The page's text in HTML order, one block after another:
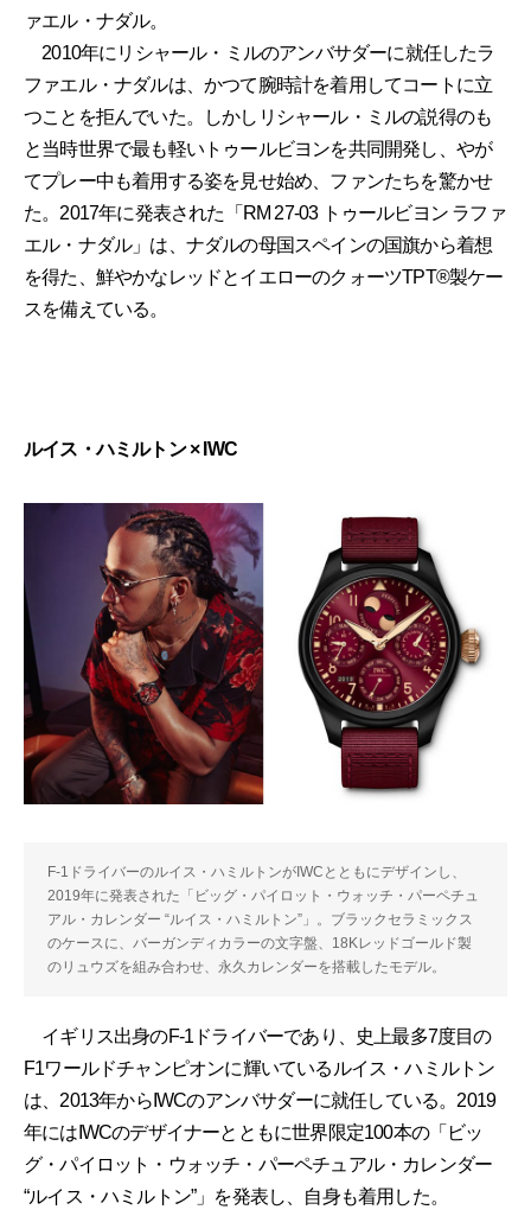
ァエル・ナダル。
2010年にリシャール・ミルのアンバサダーに就任したラ
ファエル・ナダルは、かつて腕時計を着用してコートに立
つことを拒んでいた。しかしリシャール・ミルの説得のも
と当時世界で最も軽いトゥールビヨンを共同開発し、やが
てプレー中も着用する姿を見せ始め、ファンたちを驚かせ
た。2017年に発表された「RM 27-03 トゥールビヨン ラファ
エル・ナダル」は、ナダルの母国スペインの国旗から着想
を得た、鮮やかなレッドとイエローのクォーツTPT®製ケー
スを備えている。
ルイス・ハミルトン × IWC
F-1ドライバーのルイス・ハミルトンがIWCとともにデザインし、
2019年に発表された「ビッグ・パイロット・ウォッチ・パーペチュ
アル・カレンダー “ルイス・ハミルトン”」。ブラックセラミックス
のケースに、バーガンディカラーの文字盤、18Kレッドゴールド製
のリュウズを組み合わせ、永久カレンダーを搭載したモデル。
イギリス出身のF-1ドライバーであり、史上最多7度目の
F1ワールドチャンピオンに輝いているルイス・ハミルトン
は、2013年からIWCのアンバサダーに就任している。2019
年にはIWCのデザイナーとともに世界限定100本の「ビッ
グ・パイロット・ウォッチ・パーペチュアル・カレンダー
“ルイス・ハミルトン”」を発表し、自身も着用した。